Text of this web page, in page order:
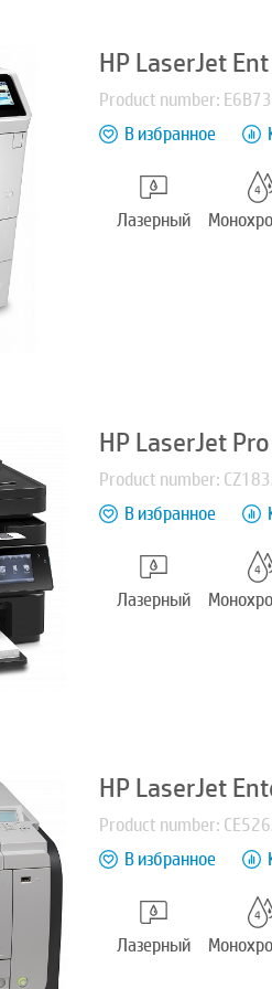
HP LaserJet
Product number:
В избранное
Лазерный
HP LaserJet
Product number:
В избранное
Лазерный
HP LaserJet
Product number:
В избранное
Лазерный